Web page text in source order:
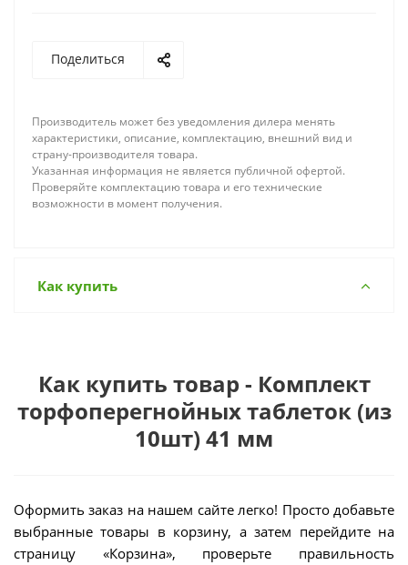
Поделиться
Производитель может без уведомления дилера менять
характеристики, описание, комплектацию, внешний вид и
страну-производителя товара.
Указанная информация не является публичной офертой.
Проверяйте комплектацию товара и его технические
возможности в момент получения.
Как купить
Как купить товар - Комплект
торфоперегнойных таблеток (из
10шт) 41 мм
Оформить заказ на нашем сайте легко! Просто добавьте
выбранные товары в корзину, а затем перейдите на
страницу «Корзина», проверьте правильность